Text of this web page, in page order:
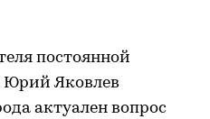
постоянной
Юрий Яковлев
актуален вопрос